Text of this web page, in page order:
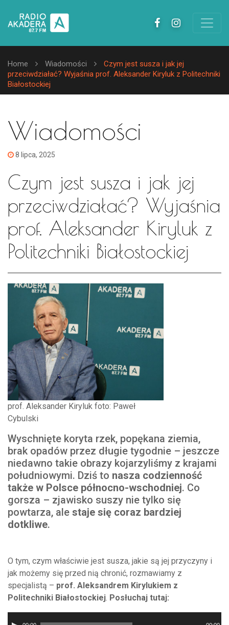
Home Wiadomości
Czym jest susza i jak jej
przeciwdziałać? Wyjaśnia prof. Aleksander Kiryluk z Politechniki
Białostockiej
Wiadomości
8 lipca, 2025
Czym jest susza i jak jej
przeciwdziałać? Wyjaśnia
prof. Aleksander Kiryluk z
Politechniki Białostockiej
prof. Aleksander Kiryluk foto: Paweł
Cybulski
Wyschnięte koryta rzek, popękana ziemia,
brak opadów przez długie tygodnie – jeszcze
niedawno takie obrazy kojarzyliśmy z krajami
południowymi. Dziś to nasza codzienność
także w Polsce północno-wschodniej. Co
gorsza – zjawisko suszy nie tylko się
powtarza, ale staje się coraz bardziej
dotkliwe.
O tym, czym właściwie jest susza, jakie są jej przyczyny i
jak możemy się przed nią chronić, rozmawiamy z
specjalistą – prof. Aleksandrem Kirylukiem z
Politechniki Białostockiej Posłuchaj tutaj: